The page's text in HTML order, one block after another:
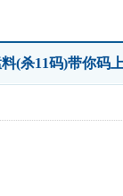
料(杀11码)带你